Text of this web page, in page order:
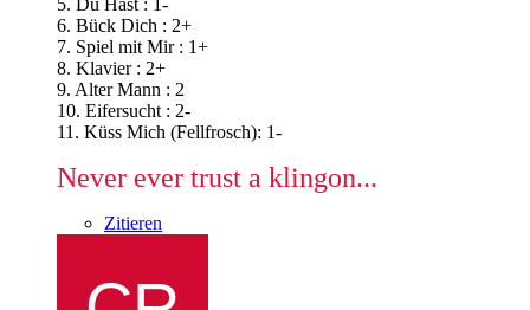
6. Bück Dich : 2+
7. Spiel mit Mir : 1+
8. Klavier : 2+
9. Alter Mann : 2
10. Eifersucht : 2-
11. Küss Mich (Fellfrosch): 1-
Never ever trust a klingon...
Zitieren